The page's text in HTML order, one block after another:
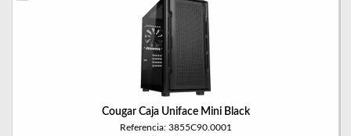
Cougar Caja Uniface Mini Black
Referencia: 3855C90.0001